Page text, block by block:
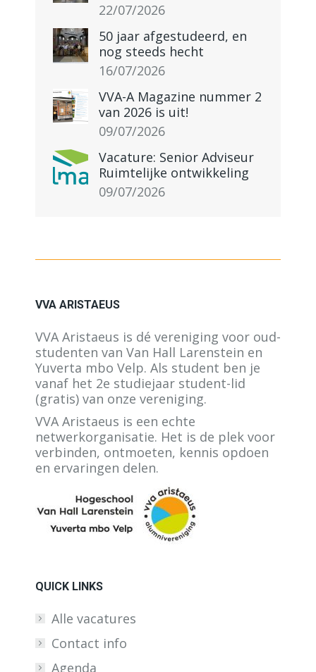
22/07/2026
50 jaar afgestudeerd, en
nog steeds hecht
16/07/2026
VVA-A Magazine nummer 2
van 2026 is uit!
09/07/2026
Vacature: Senior Adviseur
Ruimtelijke ontwikkeling
09/07/2026
VVA ARISTAEUS
VVA Aristaeus is dé vereniging voor oud-
studenten van Van Hall Larenstein en
Yuverta mbo Velp. Als student ben je
vanaf het 2e studiejaar student-lid
(gratis) van onze vereniging.
VVA Aristaeus is een echte
netwerkorganisatie. Het is de plek voor
verbinden, ontmoeten, kennis opdoen
en ervaringen delen.
QUICK LINKS
Alle vacatures
Contact info
Agenda